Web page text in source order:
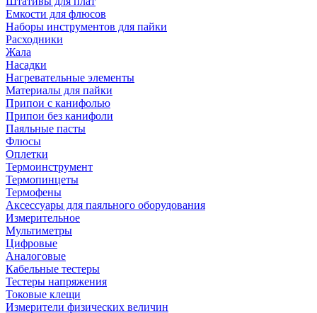
Емкости для флюсов
Наборы инструментов для пайки
Расходники
Жала
Насадки
Нагревательные элементы
Материалы для пайки
Припои с канифолью
Припои без канифоли
Паяльные пасты
Флюсы
Оплетки
Термоинструмент
Термопинцеты
Термофены
Аксессуары для паяльного оборудования
Измерительное
Мультиметры
Цифровые
Аналоговые
Кабельные тестеры
Тестеры напряжения
Токовые клещи
Измерители физических величин